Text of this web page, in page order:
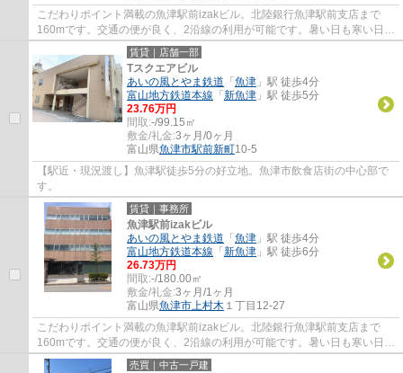
こだわりポイント満載の魚津駅前izakビル。北陸銀行魚津駅前支店まで
160mです。交通の便が良く、2沿線の利用が可能です。暑い日も寒い日も
使えるエアコンが付いており、空調管理に便利...
賃貸｜店舗一部
Tスクエアビル
あいの風とやま鉄道 「 魚津 」駅 徒歩4分
富山地方鉄道本線 「 新魚津 」駅 徒歩5分
23.76万円
間取:-/99.15㎡
敷金/礼金:3ヶ月/0ヶ月
富山県魚津市駅前新町10-5
【駅近・現況渡し】魚津駅徒歩5分の好立地。魚津市飲食店街の中心部で
す。
賃貸｜事務所
魚津駅前izakビル
あいの風とやま鉄道 「 魚津 」駅 徒歩4分
富山地方鉄道本線 「 新魚津 」駅 徒歩6分
26.73万円
間取:-/180.00㎡
敷金/礼金:3ヶ月/1ヶ月
富山県魚津市上村木 １丁目12-27
こだわりポイント満載の魚津駅前izakビル。北陸銀行魚津駅前支店まで
160mです。交通の便が良く、2沿線の利用が可能です。暑い日も寒い日も
使えるエアコンが付いており、空調管理に便利...
売買｜中古一戸建